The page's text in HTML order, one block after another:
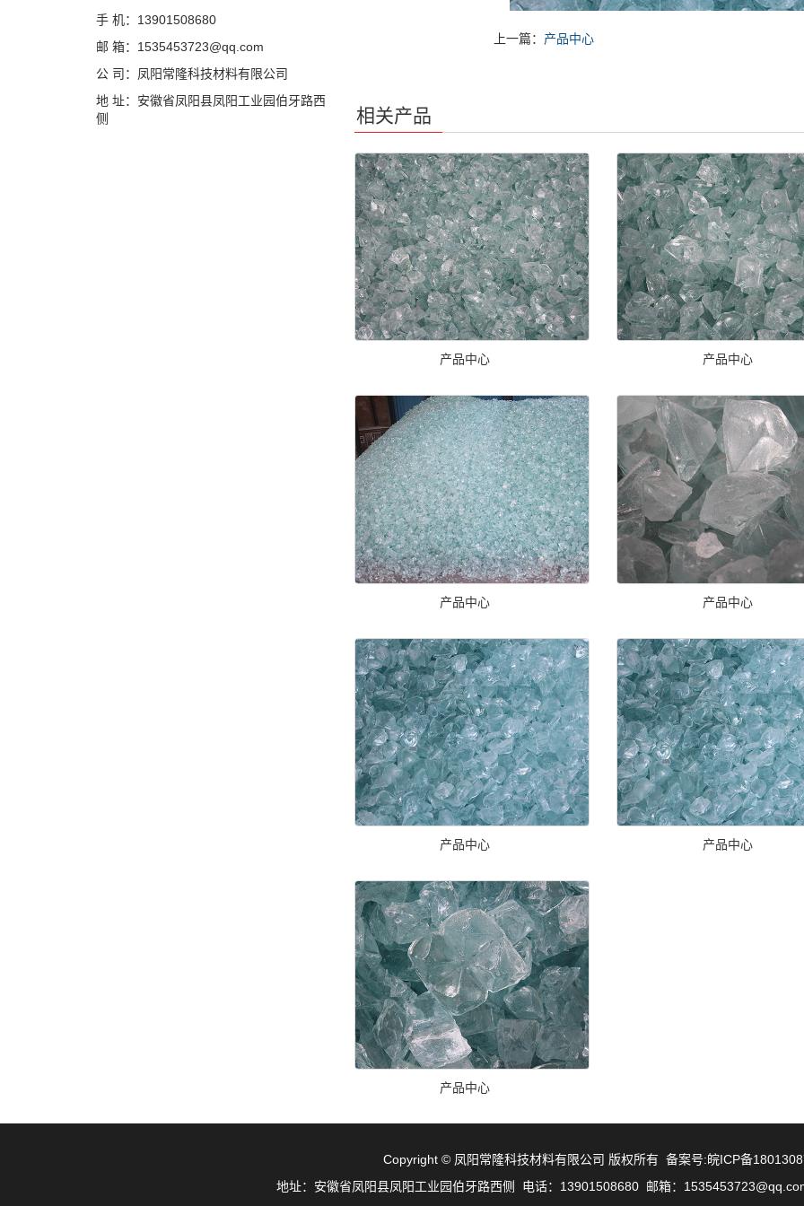
上一篇： 产品中心
相关产品
产品中心 产品中心
产品中心 产品中心
产品中心 产品中心
产品中心
手 机：13901508680
邮 箱：1535453723@qq.com
公 司：凤阳常隆科技材料有限公司
地 址：安徽省凤阳县凤阳工业园伯牙路西
侧
Copyright © 凤阳常隆科技材料有限公司 版权所有 备案号:皖ICP备
地址：安徽省凤阳县凤阳工业园伯牙路西侧 电话：13901508680 邮箱：